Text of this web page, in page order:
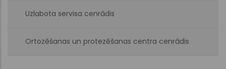
Uzlabota servisa cenrādis
Ortozēšanas un protezēšanas centra cenrādis